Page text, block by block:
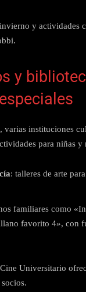
y actividades
y
varias instituciones
para niñas y
: talleres de arte
familiares como
favorito 4», con
Universitario